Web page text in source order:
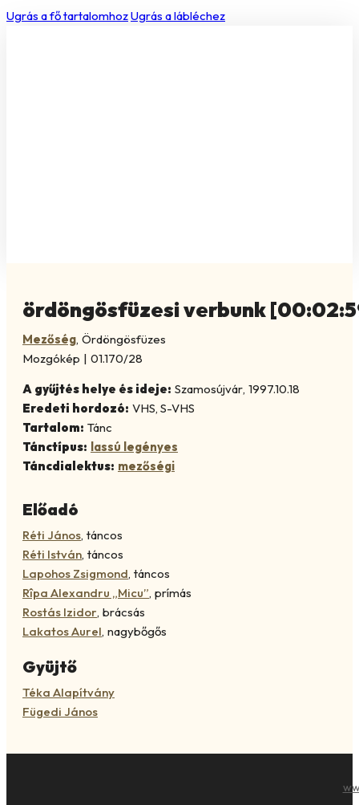
Ugrás a fő tartalomhozUgrás a lábléchez
ördöngösfüzesi verbunk
Mezőség, Ördöngösfüzes
Mozgókép | 01.170/28
A gyűjtés helye és ideje: Szamosújvár, 1997.10.18
Eredeti hordozó: VHS, S-VHS
Tartalom: Tánc
Tánctípus: lassú legényes
Táncdialektus: mezőségi
Előadó
Réti János, táncos
Réti István, táncos
Lapohos Zsigmond, táncos
Rîpa Alexandru „Micu”, prímás
Rostás Izidor, brácsás
Lakatos Aurel, nagybőgős
Gyüjtő
Téka Alapítvány
Fügedi János